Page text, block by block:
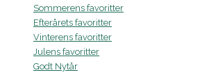
Sommerens favoritter
Efterårets favoritter
Vinterens favoritter
Julens favoritter
Godt Nytår